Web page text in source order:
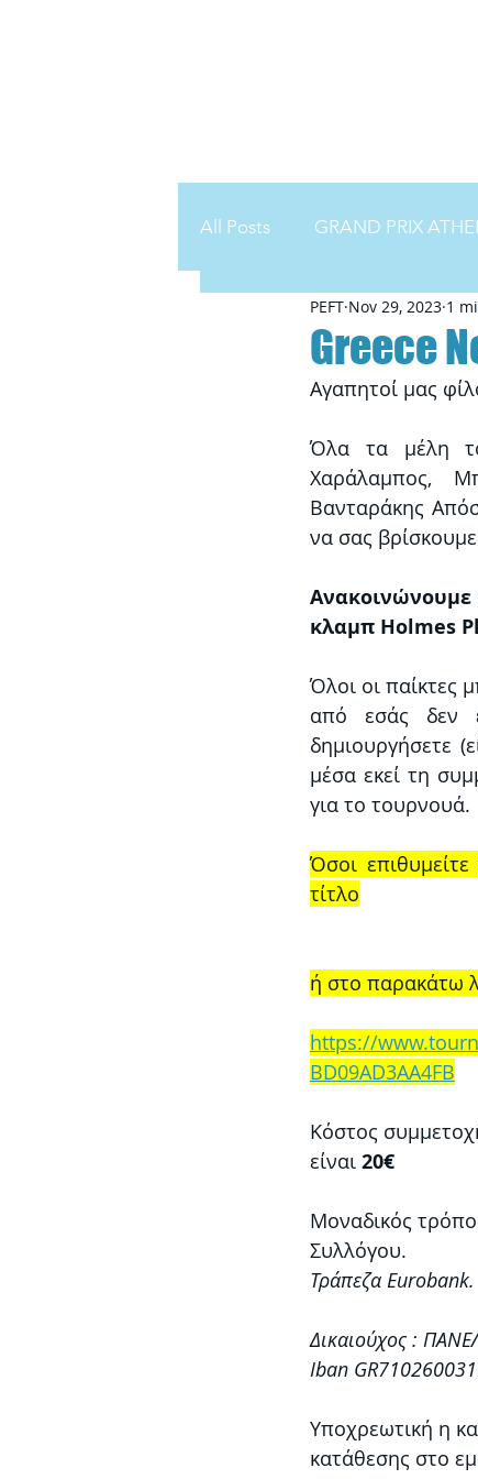
All Posts GRAND PRIX
Greece
PEFT Nov 29, 2023 1
Αγαπητοί μας
Όλα τα μέλη
Χαράλαμπος,
Βανταράκης
να σας
κλαμπ Holmes
Όλοι οι παίκτες
από εσάς δεν
δημιουργήσετε
μέσα εκεί τη
για το τουρνουά.
Όσοι
τίτλο
ή στο παρακάτω
https://
BD09AD3AA4FB
Κόστος
είναι 20€
Μοναδικός
Συλλόγου.
Τράπεζα Eurobank.
Δικαιούχος :
Iban
Υποχρεωτική η
κατάθεσης στο